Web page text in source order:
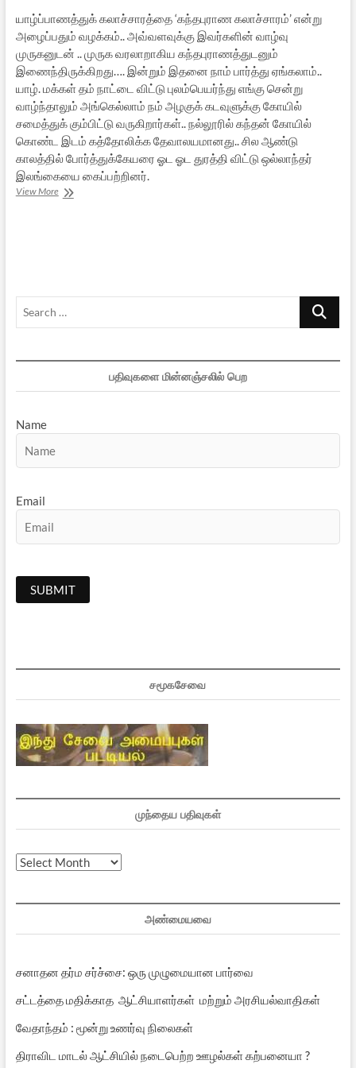
யாழ்ப்பாணத்துக் கலாச்சாரத்தை ‘கந்தபுராண கலாச்சாரம்’ என்று
அழைப்பதும் வழக்கம்.. அவ்வளவுக்கு இவர்களின் வாழ்வு
முருகனுடன் .. முருக வரலாறாகிய கந்தபுராணத்துடனும்
இணைந்திருக்கிறது…. இன்றும் இதனை நாம் பார்த்து ஏங்கலாம்..
யாழ். மக்கள் தம் நாட்டை விட்டு புலம்பெயர்ந்து எங்கு சென்று
வாழ்ந்தாலும் அங்கெல்லாம் நம் அழகுக் கடவுளுக்கு கோயில்
சமைத்துக் கும்பிட்டு வருகிறார்கள்.. நல்லூரில் கந்தன் கோயில்
கொண்ட இடம் கத்தோலிக்க தேவாலயமானது.. சில ஆண்டு
காலத்தில் போர்த்துக்கேயரை ஓட ஓட துரத்தி விட்டு ஒல்லாந்தர்
இலங்கையை கைப்பற்றினர்.
View Moreவேல்
Search
பதிவுகளை மின்னஞ்சலில் பெற
Name
Email
சமூகசேவை
முந்தைய பதிவுகள்
முந்தைய
அண்மையவை
சனாதன தர்ம சர்ச்சை: ஒரு முழுமையான பார்வை
சட்டத்தை மதிக்காத ஆட்சியாளர்கள் மற்றும் அரசியல்வாதிகள்
வேதாந்தம் : மூன்று உணர்வு நிலைகள்
திராவிட மாடல் ஆட்சியில் நடைபெற்ற ஊழல்கள் கற்பனையா ?